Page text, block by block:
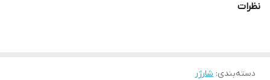
✔️ پکدار سه لیبل + لیبل عرب
✔️ کیفیت ساخت فوق‌العاده – مناسب استفاده طولانی‌مدت
نظرات
دسته‌بندی: شارژر